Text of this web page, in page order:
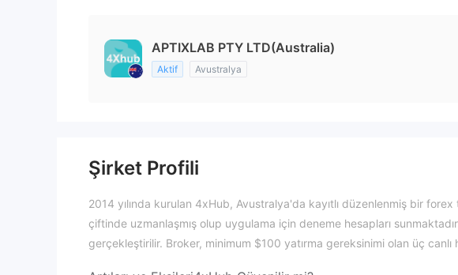
APTIXLAB PTY LTD(Australia)
Aktif Avustralya
Şirket Profili
2014 yılında kurulan 4xHub, Avustralya'da kayıtlı düzenlenmiş bir
çiftinde uzmanlaşmış olup uygulama için deneme hesapları
gerçekleştirilir. Broker, minimum $100 yatırma gereksinimi olan üç